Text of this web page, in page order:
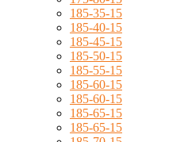
185-35-15
185-40-15
185-45-15
185-50-15
185-55-15
185-60-15
185-60-15
185-65-15
185-65-15